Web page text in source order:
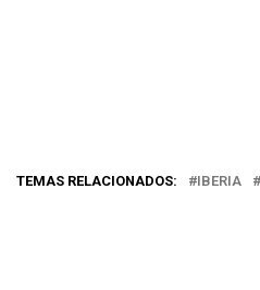
TEMAS RELACIONADOS: IBERIA